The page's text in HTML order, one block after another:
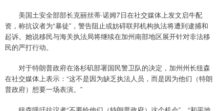
美国土安全部部长克丽丝蒂·诺姆7日在社交媒体上发文启牛配
资，称抗议者为“暴徒”，警告阻止或妨碍联邦机构执法将遭到逮捕和
起诉。她说移民与海关执法局将继续在加州南部地区展开针对非法移
民的严打行动。
对于特朗普政府在洛杉矶部署国民警卫队的决定，加州州长纽森
在社交媒体上表示：“这不是因为缺乏执法人员，而是因为他们（特朗
普政府）想要一场表演。”